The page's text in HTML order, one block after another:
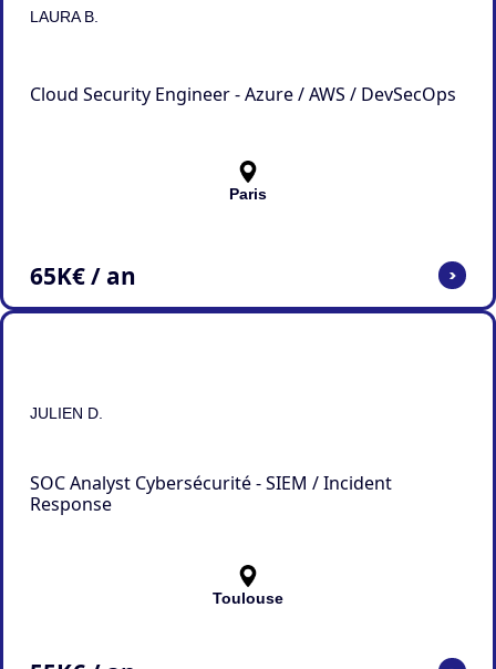
LAURA B.
Cloud Security Engineer - Azure / AWS / DevSecOps
Paris
65K€ / an >
JULIEN D.
SOC Analyst Cybersécurité - SIEM / Incident
Response
Toulouse